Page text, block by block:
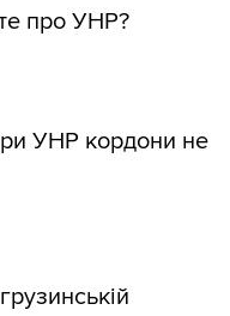
про УНР?
УНР кордони не